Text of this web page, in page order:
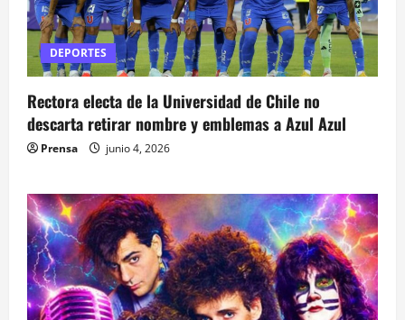
DEPORTES
Rectora electa de la Universidad de Chile no
descarta retirar nombre y emblemas a Azul Azul
Prensa junio 4, 2026